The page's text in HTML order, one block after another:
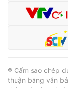
Video
VTV Money
VTV Sức khoẻ
® Cấm sao chép
thuận bằng văn